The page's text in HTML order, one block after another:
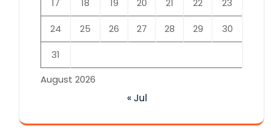
August 2026
17 18 19 20 21 22 23
24 25 26 27 28 29 30
31
« Jul